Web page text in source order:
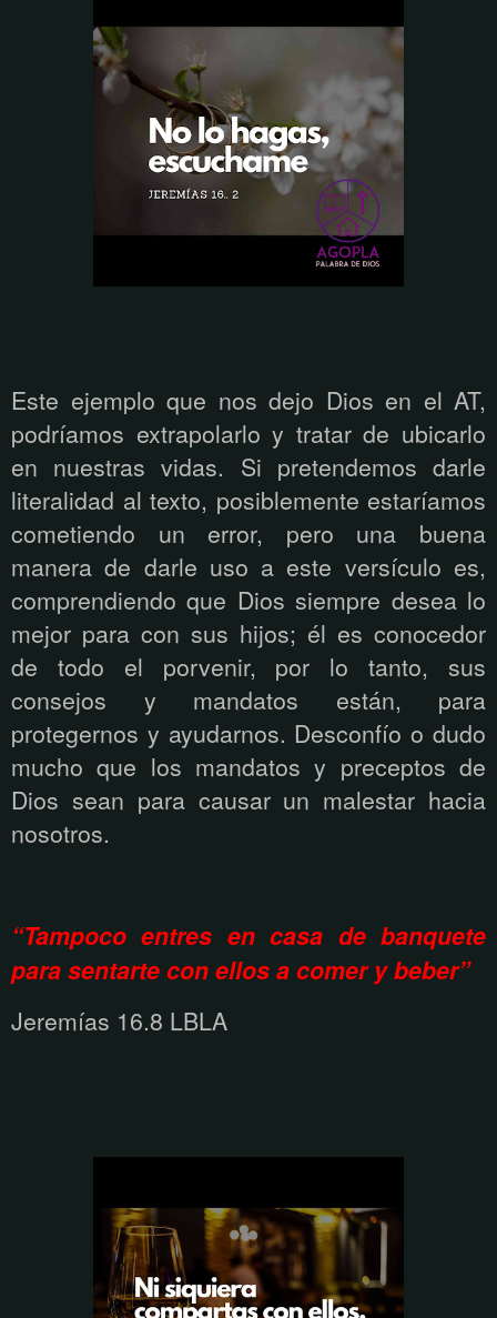
Este ejemplo que nos dejo Dios en el AT,
podríamos extrapolarlo y tratar de ubicarlo
en nuestras vidas. Si pretendemos darle
literalidad al texto, posiblemente estaríamos
cometiendo un error, pero una buena
manera de darle uso a este versículo es,
comprendiendo que Dios siempre desea lo
mejor para con sus hijos; él es conocedor
de todo el porvenir, por lo tanto, sus
consejos y mandatos están, para
protegernos y ayudarnos. Desconfío o dudo
mucho que los mandatos y preceptos de
Dios sean para causar un malestar hacia
nosotros.
“Tampoco entres en casa de banquete
para sentarte con ellos a comer y beber”
Jeremías 16.8 LBLA